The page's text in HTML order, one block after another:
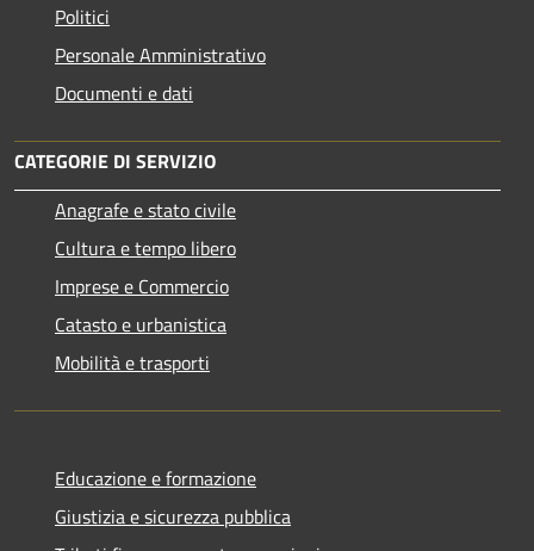
Politici
Personale Amministrativo
Documenti e dati
CATEGORIE DI SERVIZIO
Anagrafe e stato civile
Cultura e tempo libero
Imprese e Commercio
Catasto e urbanistica
Mobilità e trasporti
Educazione e formazione
Giustizia e sicurezza pubblica